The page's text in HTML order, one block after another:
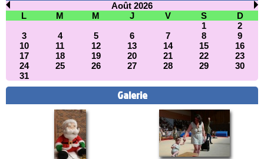
Août 2026
L
M M J V S
D
1
2
3
4 5 6 7 8
9
10
11 12 13 14 15
16
17
18 19 20 21 22
23
24
25 26 27 28 29
30
31
Galerie